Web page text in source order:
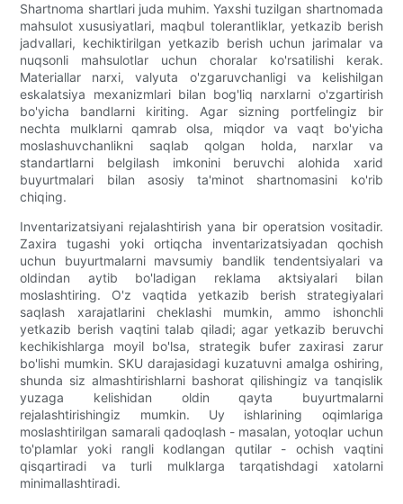
Shartnoma shartlari juda muhim. Yaxshi tuzilgan shartnomada
mahsulot xususiyatlari, maqbul tolerantliklar, yetkazib berish
jadvallari, kechiktirilgan yetkazib berish uchun jarimalar va
nuqsonli mahsulotlar uchun choralar ko'rsatilishi kerak.
Materiallar narxi, valyuta o'zgaruvchanligi va kelishilgan
eskalatsiya mexanizmlari bilan bog'liq narxlarni o'zgartirish
bo'yicha bandlarni kiriting. Agar sizning portfelingiz bir
nechta mulklarni qamrab olsa, miqdor va vaqt bo'yicha
moslashuvchanlikni saqlab qolgan holda, narxlar va
standartlarni belgilash imkonini beruvchi alohida xarid
buyurtmalari bilan asosiy ta'minot shartnomasini ko'rib
chiqing.
Inventarizatsiyani rejalashtirish yana bir operatsion vositadir.
Zaxira tugashi yoki ortiqcha inventarizatsiyadan qochish
uchun buyurtmalarni mavsumiy bandlik tendentsiyalari va
oldindan aytib bo'ladigan reklama aktsiyalari bilan
moslashtiring. O'z vaqtida yetkazib berish strategiyalari
saqlash xarajatlarini cheklashi mumkin, ammo ishonchli
yetkazib berish vaqtini talab qiladi; agar yetkazib beruvchi
kechikishlarga moyil bo'lsa, strategik bufer zaxirasi zarur
bo'lishi mumkin. SKU darajasidagi kuzatuvni amalga oshiring,
shunda siz almashtirishlarni bashorat qilishingiz va tanqislik
yuzaga kelishidan oldin qayta buyurtmalarni
rejalashtirishingiz mumkin. Uy ishlarining oqimlariga
moslashtirilgan samarali qadoqlash - masalan, yotoqlar uchun
to'plamlar yoki rangli kodlangan qutilar - ochish vaqtini
qisqartiradi va turli mulklarga tarqatishdagi xatolarni
minimallashtiradi.